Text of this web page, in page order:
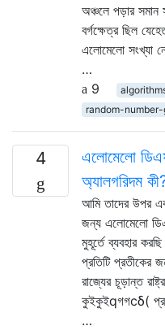
অঞ্চলে পড়ার সমান
বর্গক্ষেত্র ছিল
এলোমেলো সংখ্যা
…
9
random-
4
এলোমেলো
অ্যালগরিদম
আমি তাদের উপর
জন্য এলোমেলো
মুহূর্তে ব্যবহার
প্রতিটি প্রতীকের
রাজ্যের চূড়ান্ত
কুইকুইqগগcδ(
…